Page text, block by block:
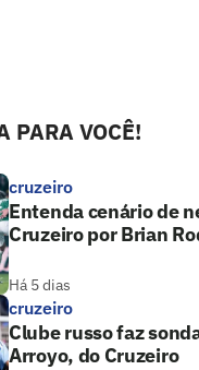
PARA VOCÊ!
cruzeiro
Entenda cenário de
Cruzeiro por Brian
Há 5 dias
cruzeiro
Clube russo faz
Arroyo, do Cruzeiro